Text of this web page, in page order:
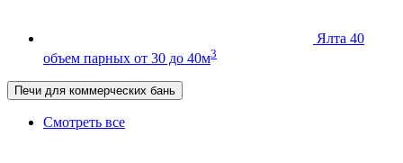
Ялта 40
объем парных от 30 до 40м3
Печи для коммерческих бань
Смотреть все